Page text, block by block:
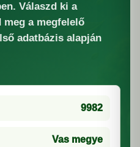
Válaszd ki a
a megfelelő
adatbázis alapján
9982
Vas megye